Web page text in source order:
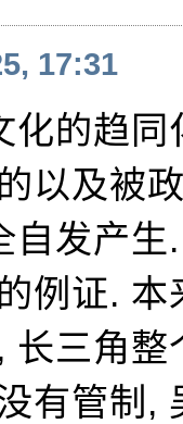
17:31
化的趋同
以及被
自发产
例证. 本
长三角整
有管制,